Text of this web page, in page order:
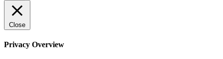
Close
Privacy Overview